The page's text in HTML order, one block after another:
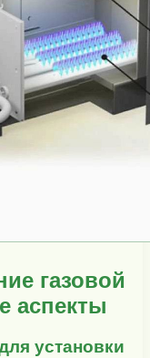
газовой
аспекты
установки